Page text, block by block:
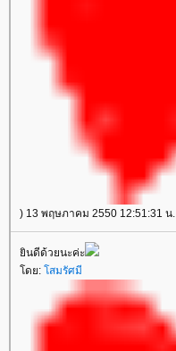
) 13 พฤษภาคม 2550 12:51:31 น.
ินดีด้วยนะค่ะ
ดย: สมรัศมี